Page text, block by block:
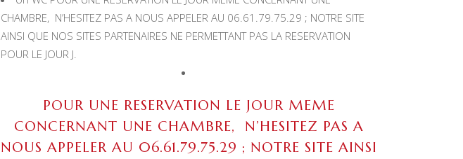
CHAMBRE, N’HESITEZ PAS A NOUS APPELER AU 06.61.79.75.29 ; NOTRE SITE
AINSI QUE NOS SITES PARTENAIRES NE PERMETTANT PAS LA RESERVATION
POUR LE JOUR J.
POUR UNE RESERVATION LE JOUR MEME
CONCERNANT UNE CHAMBRE, N’HESITEZ PAS A
NOUS APPELER AU 06.61.79.75.29 ; NOTRE SITE AINSI